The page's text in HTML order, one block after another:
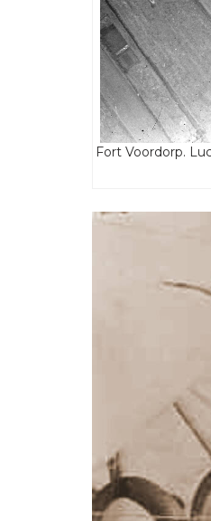
Fort Voordorp.